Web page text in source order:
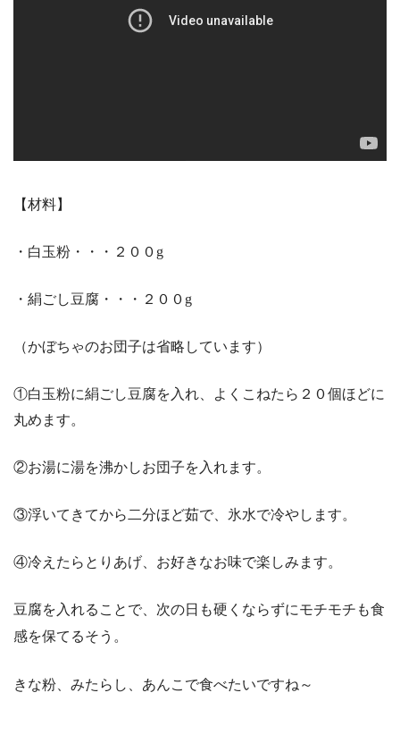
【材料】
・白玉粉・・・２００g
・絹ごし豆腐・・・２００g
（かぼちゃのお団子は省略しています）
①白玉粉に絹ごし豆腐を入れ、よくこねたら２０個ほどに
丸めます。
②お湯に湯を沸かしお団子を入れます。
③浮いてきてから二分ほど茹で、氷水で冷やします。
④冷えたらとりあげ、お好きなお味で楽しみます。
豆腐を入れることで、次の日も硬くならずにモチモチも食
感を保てるそう。
きな粉、みたらし、あんこで食べたいですね～